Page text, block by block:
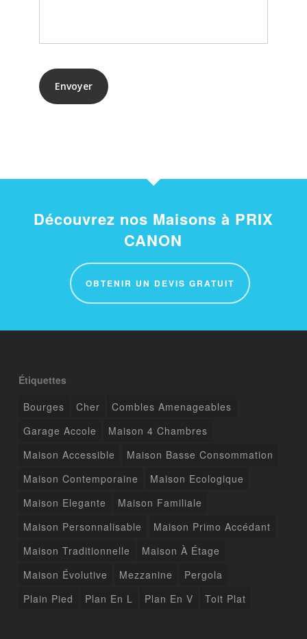
Envoyer
Découvrez nos Maisons à PRIX
CANON
OBTENIR UN DEVIS GRATUIT
Étiquettes
Bourges
Cher
Combles Amenageables
Garage Accole
Maison 4 Chambres
Maison Accessible
Maison Basse Consommation
Maison Contemporaine
Maison Ecologique
Maison Elegante
Maison Familiale
Maison Personnalisable
Maison Primo Accédant
Maison Traditionnelle
Maison À Étage
Maison Évolutive
Mezzanine
Pergola
Plain Pied
Plan En L Plan En V Toit Plat